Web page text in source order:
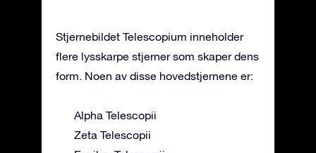
Stjernebildet Telescopium inneholder
flere lysskarpe stjerner som skaper dens
form. Noen av disse hovedstjernene er:
Alpha Telescopii
Zeta Telescopii